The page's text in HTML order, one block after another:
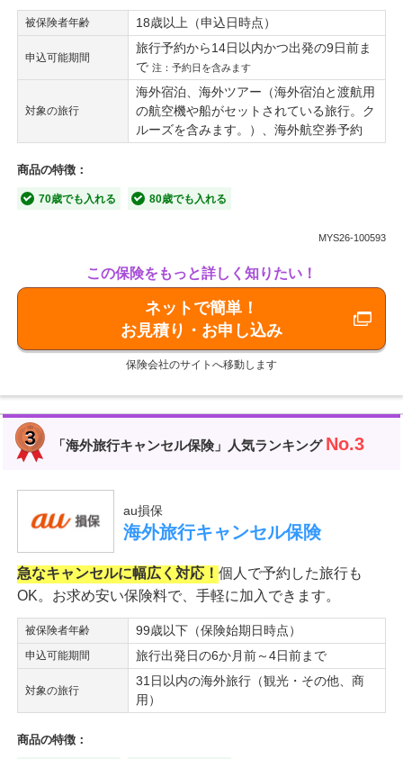
被保険者年齢 18歳以上（申込日時点）
申込可能期間
旅行予約から14日以内かつ出発の9日前ま
で 注：予約日を含みます
対象の旅行
海外宿泊、海外ツアー（海外宿泊と渡航用
の航空機や船がセットされている旅行。ク
ルーズを含みます。）、海外航空券予約
商品の特徴：
70歳でも入れる 80歳でも入れる
MYS26-100593
この保険をもっと詳しく知りたい！
ネットで簡単！
お見積り・お申し込み
保険会社のサイトへ移動します
「海外旅行キャンセル保険」人気ランキング No.3
au損保
海外旅行キャンセル保険
急なキャンセルに幅広く対応！ 個人で予約した旅行も
OK。お求め安い保険料で、手軽に加入できます。
被保険者年齢 99歳以下（保険始期日時点）
申込可能期間 旅行出発日の6か月前～4日前まで
対象の旅行
31日以内の海外旅行（観光・その他、商
用）
商品の特徴：